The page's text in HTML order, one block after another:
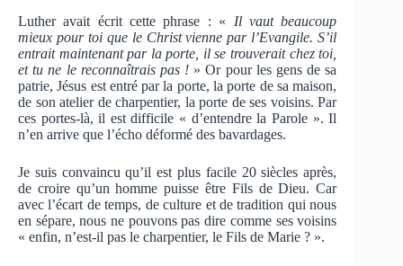
Luther avait écrit cette phrase : « Il vaut beaucoup
mieux pour toi que le Christ vienne par l’Evangile. S’il
entrait maintenant par la porte, il se trouverait chez toi,
et tu ne le reconnaîtrais pas ! » Or pour les gens de sa
patrie, Jésus est entré par la porte, la porte de sa maison,
de son atelier de charpentier, la porte de ses voisins. Par
ces portes-là, il est difficile « d’entendre la Parole ». Il
n’en arrive que l’écho déformé des bavardages.
Je suis convaincu qu’il est plus facile 20 siècles après,
de croire qu’un homme puisse être Fils de Dieu. Car
avec l’écart de temps, de culture et de tradition qui nous
en sépare, nous ne pouvons pas dire comme ses voisins
« enfin, n’est-il pas le charpentier, le Fils de Marie ? ».